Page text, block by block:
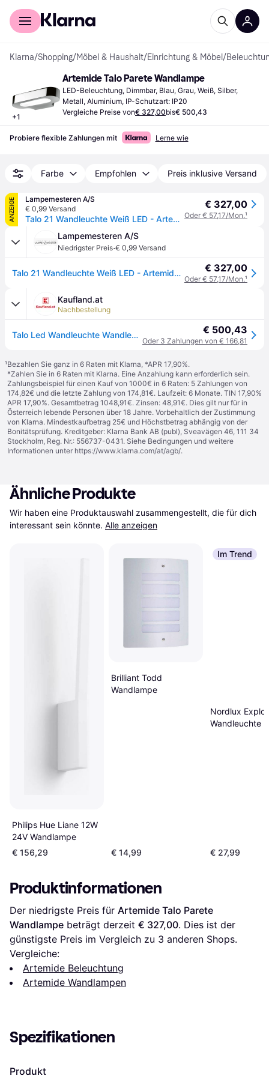
Für Shopper
Klarna/Shopping/Möbel & Haushalt/Einrichtung & Möbel /
+1
Artemide Talo Parete Wandlampe
LED-Beleuchtung, Dimmbar, Blau, Grau, Weiß, Silber,
Metall, Aluminium, IP-Schutzart: IP20
Vergleiche Preise von€ 327,00bis€ 500,43
Probiere flexible Zahlungen mit Lerne wie
Farbe Empfohlen Preis inklusive Versand
ANZEIGE
Lampemesteren A/S
€ 0,99 Versand
Talo 21 Wandleuchte Weiß LED - Artemide - Flurbereich - Aluminium
€ 327,00
Oder € 57,17/Mon.¹
Lampemesteren A/S
Niedrigster Preis·€ 0,99 Versand
Talo 21 Wandleuchte Weiß LED - Artemide - Flurbereich - Aluminium € 327,00
Oder € 57,17/Mon.¹
Kaufland.at
Nachbestellung
Talo Led Wandleuchte Wandleuchte Wandlicht Flurlampe 21 Cm Silber 3.000 K € 500,43
Oder 3 Zahlungen von € 166,81
¹Bezahlen Sie ganz in 6 Raten mit Klarna, *APR 17,90%.
*Zahlen Sie in 6 Raten mit Klarna. Eine Anzahlung kann erforderlich sein.
Zahlungsbeispiel für einen Kauf von 1000€ in 6 Raten: 5 Zahlungen von
174,82€ und die letzte Zahlung von 174,81€. Laufzeit: 6 Monate. TIN 17,90%
APR 17,90%. Gesamtbetrag 1048,91€. Zinsen: 48,91€. Dies gilt nur für in
Österreich lebende Personen über 18 Jahre. Vorbehaltlich der Zustimmung
von Klarna. Mindestkaufbetrag 25€ und Höchstbetrag abhängig von der
Bonitätsprüfung. Kreditgeber: Klarna Bank AB (publ), Sveavägen 46, 111 34
Stockholm, Reg. Nr.: 556737-0431. Siehe Bedingungen und weitere
Informationen unter https://www.klarna.com/at/agb/.
Ähnliche Produkte
Wir haben eine Produktauswahl zusammengestellt, die für dich
interessant sein könnte. Alle anzeigen
Philips Hue Liane 12W
24V Wandlampe
€ 156,29
Brilliant Todd
Wandlampe
€ 14,99
Im Trend
Nordlux
Wandleuchte
€ 27,99
Produktinformationen
Der niedrigste Preis für Artemide Talo Parete
Wandlampe beträgt derzeit € 327,00. Dies ist der
günstigste Preis im Vergleich zu 3 anderen Shops.
Vergleiche:
Artemide Beleuchtung
Artemide Wandlampen
Spezifikationen
Produkt